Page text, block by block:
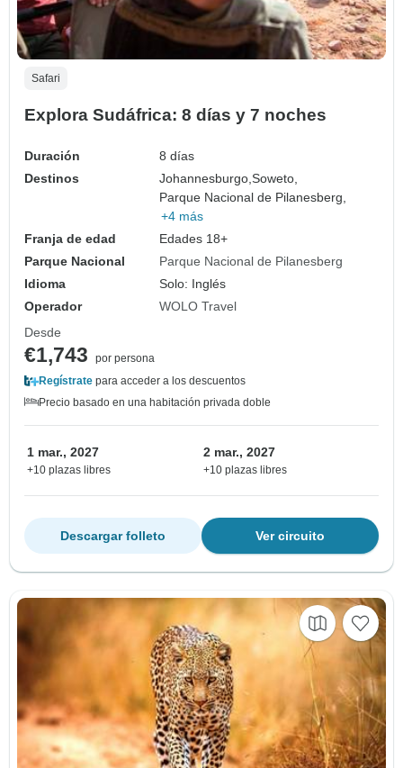
Safari
Explora Sudáfrica: 8 días y 7 noches
Duración
8 días
Destinos
Johannesburgo,Soweto,
Parque Nacional de Pilanesberg,
+4 más
Franja de edad
Edades 18+
Parque Nacional
Parque Nacional de Pilanesberg
Idioma
Solo: Inglés
Operador
WOLO Travel
Desde
€1,743
por persona
Regístrate para acceder a los descuentos
Precio basado en una habitación privada doble
1 mar., 2027
+10 plazas libres
2 mar., 2027
+10 plazas libres
Ver circuito
Descargar folleto